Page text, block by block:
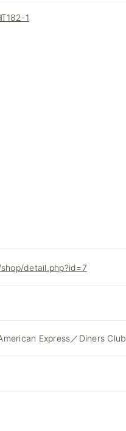
182-1
detail.php?id=7
Express／Diners Club